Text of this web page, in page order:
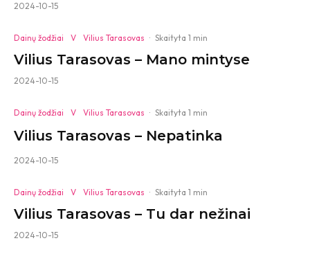
2024-10-15
Dainų žodžiai V Vilius Tarasovas · Skaityta 1 min
Vilius Tarasovas – Mano mintyse
2024-10-15
Dainų žodžiai V Vilius Tarasovas · Skaityta 1 min
Vilius Tarasovas – Nepatinka
2024-10-15
Dainų žodžiai V Vilius Tarasovas · Skaityta 1 min
Vilius Tarasovas – Tu dar nežinai
2024-10-15